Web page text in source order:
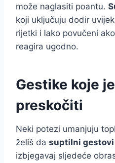
može naglasiti poantu.
koji uključuju dodir
rijetki i lako povučeni
reagira ugodno.
Gestike koje
preskočiti
Neki potezi umanjuju
želiš da suptilni
izbjegavaj sljedeće